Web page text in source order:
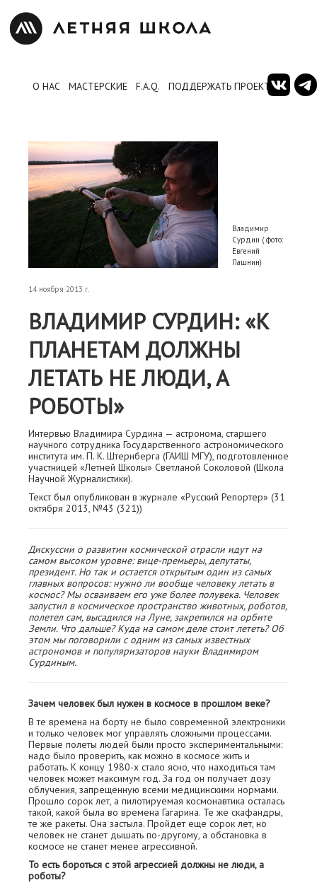
О НАС МАСТЕРСКИЕ F.A.Q. ПОДДЕРЖАТЬ ПРОЕКТ
Владимир
Сурдин ( фото:
Евгений
Пашнин)
14 ноября 2013 г.
ВЛАДИМИР СУРДИН: «К
ПЛАНЕТАМ ДОЛЖНЫ
ЛЕТАТЬ НЕ ЛЮДИ, А
РОБОТЫ»
Интервью Владимира Сурдина — астронома, старшего
научного сотрудника Государственного астрономического
института им. П. К. Штернберга (ГАИШ МГУ), подготовленное
участницей «Летней Школы» Светланой Соколовой (Школа
Научной Журналистики).
Текст был опубликован в журнале «Русский Репортер» (31
октября 2013, №43 (321))
Дискуссии о развитии космической отрасли идут на
самом высоком уровне: вице-премьеры, депутаты,
президент. Но так и остается открытым один из самых
главных вопросов: нужно ли вообще человеку летать в
космос? Мы осваиваем его уже более полувека. Человек
запустил в космическое пространство животных, роботов,
полетел сам, высадился на Луне, закрепился на орбите
Земли. Что дальше? Куда на самом деле стоит лететь? Об
этом мы поговорили с одним из самых известных
астрономов и популяризаторов науки Владимиром
Сурдиным.
Зачем человек был нужен в космосе в прошлом веке?
В те времена на борту не было современной электроники
и только человек мог управлять сложными процессами.
Первые полеты людей были просто экспериментальными:
надо было проверить, как можно в космосе жить и
работать. К концу 1980-х стало ясно, что находиться там
человек может максимум год. За год он получает дозу
облучения, запрещенную всеми медицинскими нормами.
Прошло сорок лет, а пилотируемая космонавтика осталась
такой, какой была во времена Гагарина. Те же скафандры,
те же ракеты. Она застыла. Пройдет еще сорок лет, но
человек не станет дышать по-другому, а обстановка в
космосе не станет менее агрессивной.
То есть бороться с этой агрессией должны не люди, а
роботы?